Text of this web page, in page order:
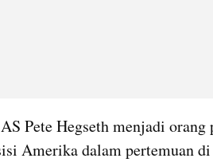
Pete Hegseth menjadi orang
Amerika dalam pertemuan